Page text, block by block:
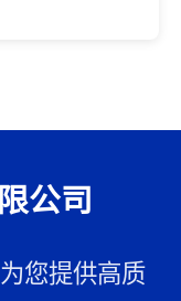
公司
您提供高质